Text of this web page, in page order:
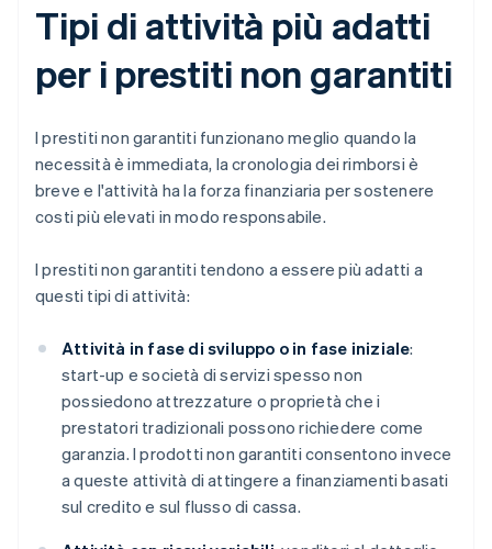
Tipi di attività più adatti
per i prestiti non garantiti
I prestiti non garantiti funzionano meglio quando la
necessità è immediata, la cronologia dei rimborsi è
breve e l'attività ha la forza finanziaria per sostenere
costi più elevati in modo responsabile.
I prestiti non garantiti tendono a essere più adatti a
questi tipi di attività:
Attività in fase di sviluppo o in fase iniziale:
start-up e società di servizi spesso non
possiedono attrezzature o proprietà che i
prestatori tradizionali possono richiedere come
garanzia. I prodotti non garantiti consentono invece
a queste attività di attingere a finanziamenti basati
sul credito e sul flusso di cassa.